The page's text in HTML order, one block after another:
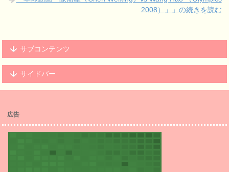
2008）」」の続きを読む
サブコンテンツ
サイドバー
広告